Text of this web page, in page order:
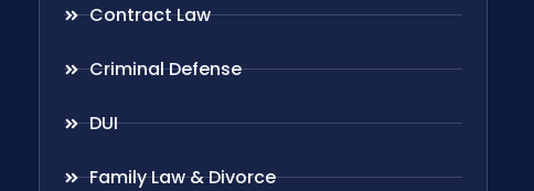
Contract Law
Criminal Defense
DUI
Family Law & Divorce